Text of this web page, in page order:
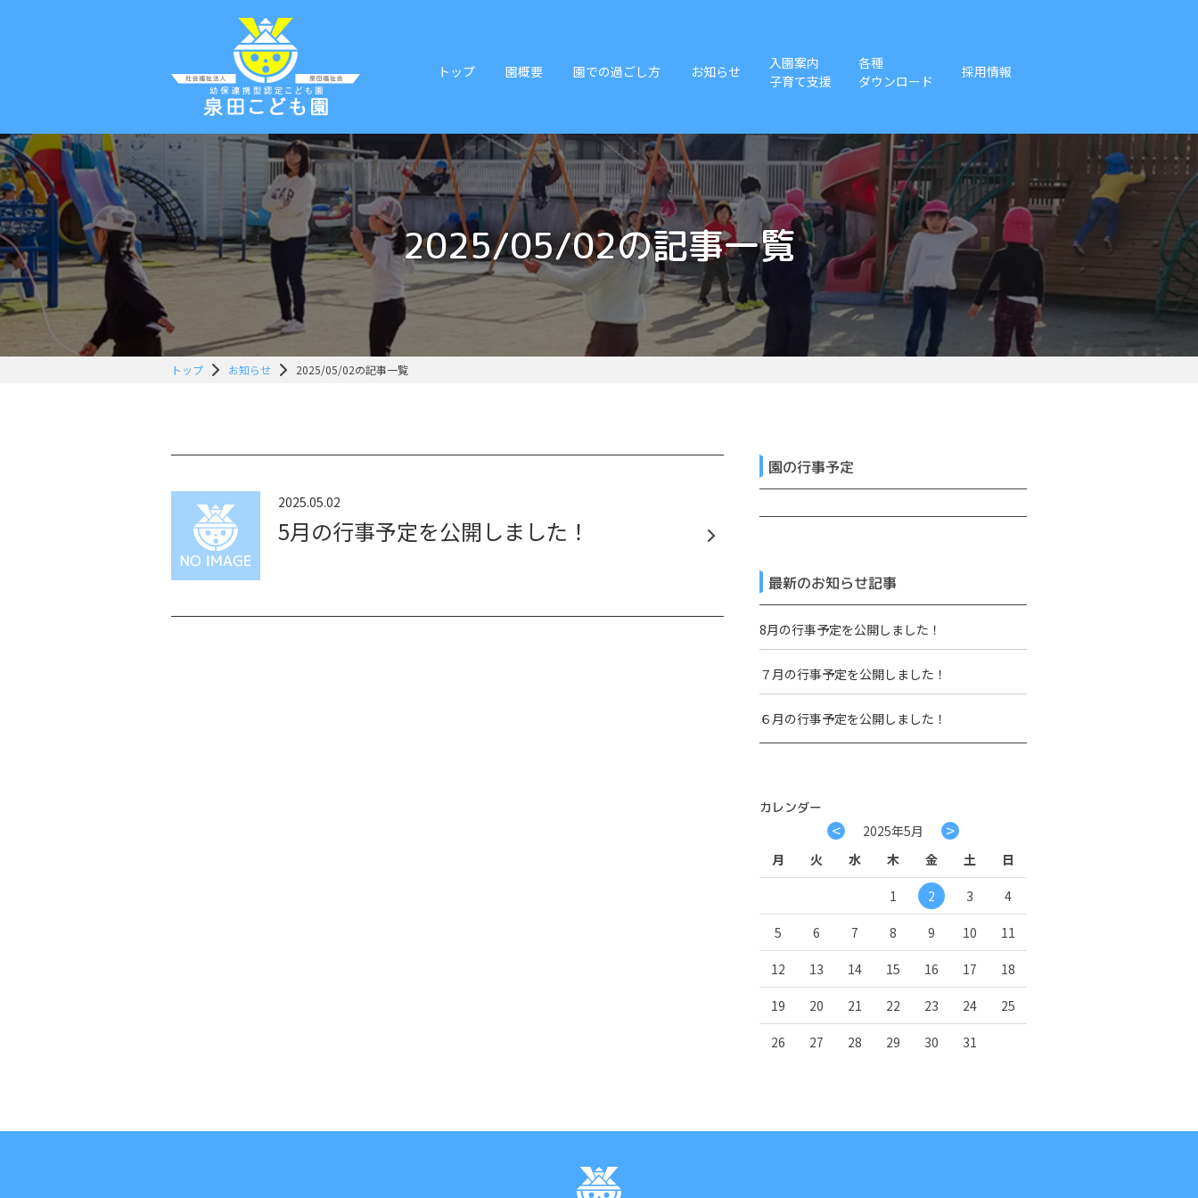
トップ 園概要 園での過ごし方 お知らせ
入園案内
子育て支援
各種
ダウンロード
採用情報
2025/05/02の記事一覧
トップ お知らせ 2025/05/02の記事一覧
2025.05.02
5月の行事予定を公開しました！
園の行事予定
最新のお知らせ記事
8月の行事予定を公開しました！
７月の行事予定を公開しました！
６月の行事予定を公開しました！
カレンダー
< 2025年5月 >
月 火 水 木 金 土 日
1 2 3 4
5 6 7 8 9 10 11
12 13 14 15 16 17 18
19 20 21 22 23 24 25
26 27 28 29 30 31